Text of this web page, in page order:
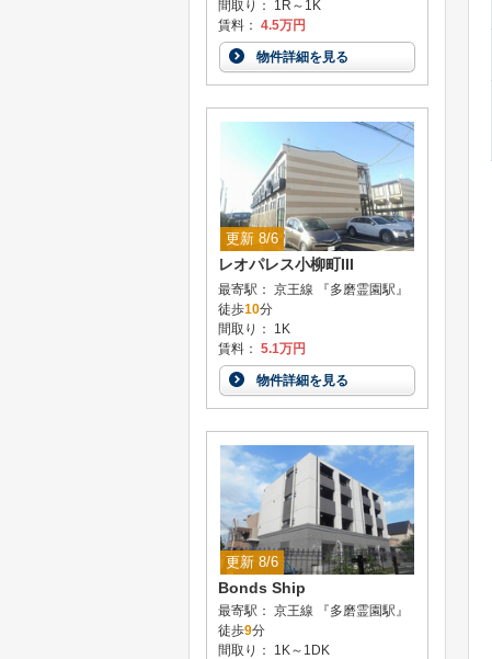
間取り： 1R～1K
賃料： 4.5万円
物件詳細を見る
更新 8/6
レオパレス小柳町III
最寄駅： 京王線 『多磨霊園駅』
徒歩10分
間取り： 1K
賃料： 5.1万円
物件詳細を見る
更新 8/6
Bonds Ship
最寄駅： 京王線 『多磨霊園駅』
徒歩9分
間取り： 1K～1DK